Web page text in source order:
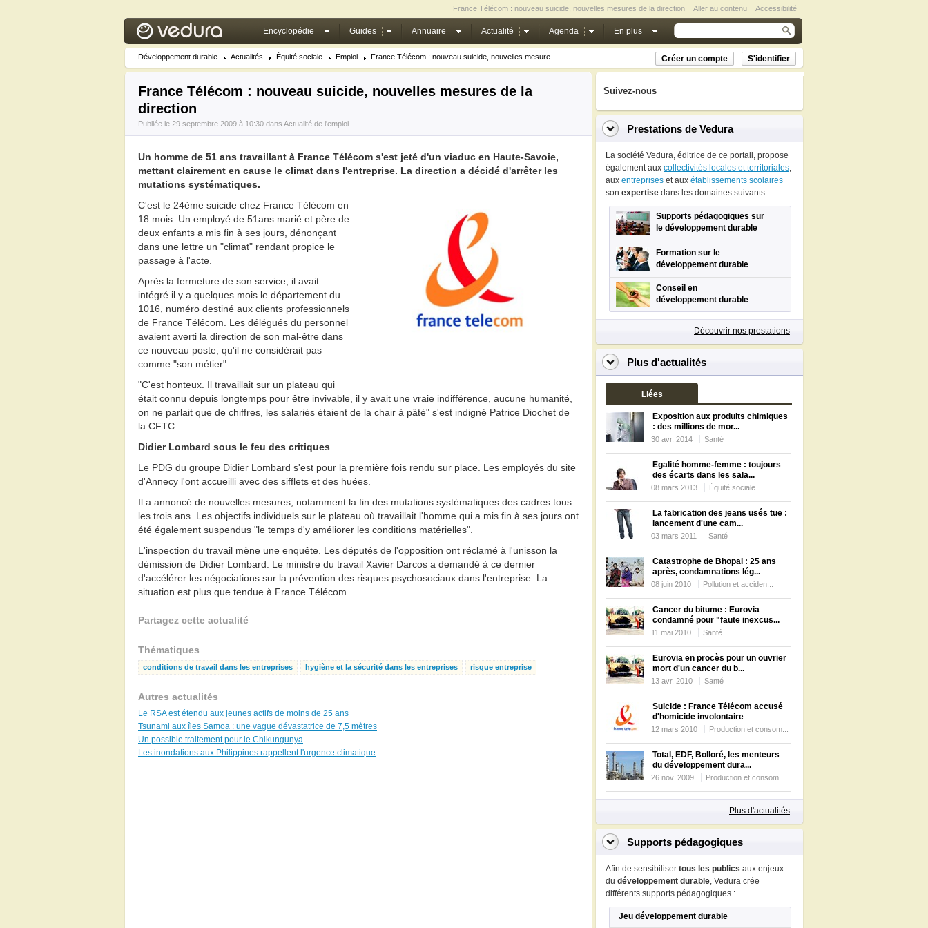
Accessibilité
Aller au contenu
France Télécom : nouveau suicide, nouvelles mesures de la direction
Encyclopédie Guides Annuaire Actualité Agenda En plus
Développement durable Actualités Équité sociale Emploi France Télécom : nouveau suicide, nouvelles mesure... Créer un compte S'identifier
France Télécom : nouveau suicide, nouvelles mesures de la
direction
Publiée le 29 septembre 2009 à 10:30 dans Actualité de l'emploi
Un homme de 51 ans travaillant à France Télécom s'est jeté d'un viaduc en Haute-Savoie,
mettant clairement en cause le climat dans l'entreprise. La direction a décidé d'arrêter les
mutations systématiques.
C'est le 24ème suicide chez France Télécom en
18 mois. Un employé de 51ans marié et père de
deux enfants a mis fin à ses jours, dénonçant
dans une lettre un "climat" rendant propice le
passage à l'acte.
Après la fermeture de son service, il avait
intégré il y a quelques mois le département du
1016, numéro destiné aux clients professionnels
de France Télécom. Les délégués du personnel
avaient averti la direction de son mal-être dans
ce nouveau poste, qu'il ne considérait pas
comme "son métier".
"C'est honteux. Il travaillait sur un plateau qui
était connu depuis longtemps pour être invivable, il y avait une vraie indifférence, aucune humanité,
on ne parlait que de chiffres, les salariés étaient de la chair à pâté" s'est indigné Patrice Diochet de
la CFTC.
Didier Lombard sous le feu des critiques
Le PDG du groupe Didier Lombard s'est pour la première fois rendu sur place. Les employés du site
d'Annecy l'ont accueilli avec des sifflets et des huées.
Il a annoncé de nouvelles mesures, notamment la fin des mutations systématiques des cadres tous
les trois ans. Les objectifs individuels sur le plateau où travaillait l'homme qui a mis fin à ses jours ont
été également suspendus "le temps d'y améliorer les conditions matérielles".
L'inspection du travail mène une enquête. Les députés de l'opposition ont réclamé à l'unisson la
démission de Didier Lombard. Le ministre du travail Xavier Darcos a demandé à ce dernier
d'accélérer les négociations sur la prévention des risques psychosociaux dans l'entreprise. La
situation est plus que tendue à France Télécom.
Partagez cette actualité
Thématiques
conditions de travail dans les entreprises hygiène et la sécurité dans les entreprises risque entreprise
Autres actualités
Le RSA est étendu aux jeunes actifs de moins de 25 ans
Tsunami aux îles Samoa : une vague dévastatrice de 7,5 mètres
Un possible traitement pour le Chikungunya
Les inondations aux Philippines rappellent l'urgence climatique
Suivez-nous
Prestations de Vedura
La société Vedura, éditrice de ce portail, propose
également aux collectivités locales et territoriales,
aux entreprises et aux établissements scolaires
son expertise dans les domaines suivants :
Supports pédagogiques sur
le développement durable
Formation sur le
développement durable
Conseil en
développement durable
Découvrir nos prestations
Plus d'actualités
Liées
Exposition aux produits chimiques
: des millions de mor...
30 avr. 2014 Santé
Egalité homme-femme : toujours
des écarts dans les sala...
08 mars 2013 Équité sociale
La fabrication des jeans usés tue :
lancement d'une cam...
03 mars 2011 Santé
Catastrophe de Bhopal : 25 ans
après, condamnations lég...
08 juin 2010 Pollution et acciden...
Cancer du bitume : Eurovia
condamné pour "faute inexcus...
11 mai 2010 Santé
Eurovia en procès pour un ouvrier
mort d'un cancer du b...
13 avr. 2010 Santé
Suicide : France Télécom accusé
d'homicide involontaire
12 mars 2010 Production et consom...
Total, EDF, Bolloré, les menteurs
du développement dura...
26 nov. 2009 Production et consom...
Plus d'actualités
Supports pédagogiques
Afin de sensibiliser tous les publics aux enjeux
du développement durable, Vedura crée
différents supports pédagogiques :
Jeu développement durable